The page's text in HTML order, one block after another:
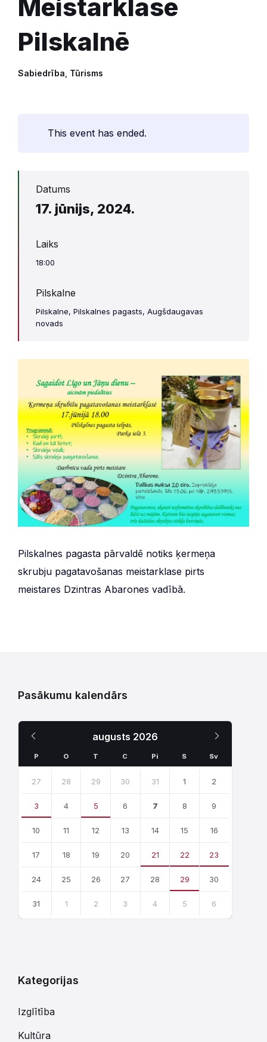
Meistarklase
Pilskalnē
Sabiedrība Tūrisms
This event has ended.
Datums
17. jūnijs, 2024.
Laiks
18:00
Pilskalne
Pilskalne, Pilskalnes pagasts, Augšdaugavas
novads
Pilskalnes pagasta pārvaldē notiks ķermeņa
skrubju pagatavošanas meistarklase pirts
meistares Dzintras Abarones vadībā.
Pasākumu kalendārs
augusts 2026
Mēnesis
P O T C Pi S Sv
calendar
27 28 29 30 31 1 2
3 4 5 6 7 8 9
10 11 12 13 14 15 16
17 18 19 20 21 22 23
24 25 26 27 28 29 30
31 1 2 3 4 5 6
Kategorijas
Izglītība
Kultūra